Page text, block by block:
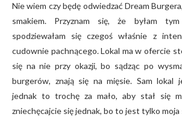
Nie wiem czy będę odwiedzać Dream
smakiem. Przyznam się, że byłam
spodziewałam się czegoś właśnie z
cudownie pachnącego. Lokal ma w ofercie
się na nie przy okazji, bo sądząc po
burgerów, znają się na mięsie. Sam lokal
jednak to trochę za mało, aby stał się
zniechęcajcie się jednak, bo to jest tylko